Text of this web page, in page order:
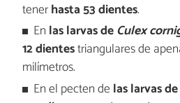
tenerhasta 53 dientes.
En las larvas deCulex
12 dientestriangulares de
milímetros.
En el pecten de las larvas de